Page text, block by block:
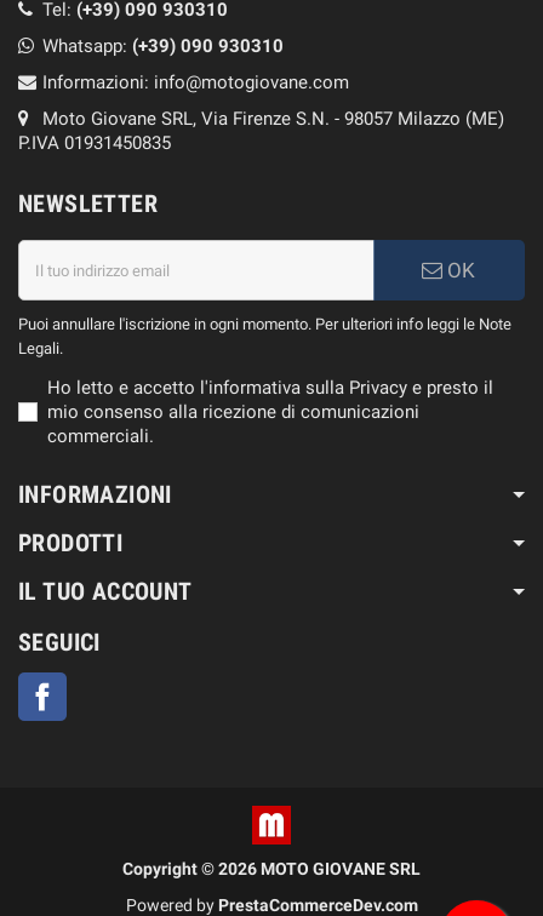
Tel: (+39) 090 930310
Whatsapp: (+39) 090 930310
Informazioni: info@motogiovane.com
Moto Giovane SRL, Via Firenze S.N. - 98057 Milazzo (ME)
P.IVA 01931450835
NEWSLETTER
OK
Puoi annullare l'iscrizione in ogni momento. Per ulteriori info leggi le Note
Legali.
Ho letto e accetto l'informativa sulla Privacy e presto il
mio consenso alla ricezione di comunicazioni
commerciali.
INFORMAZIONI
PRODOTTI
IL TUO ACCOUNT
SEGUICI
Copyright © 2026 MOTO GIOVANE SRL
Powered by PrestaCommerceDev.com